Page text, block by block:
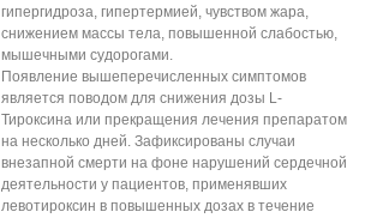
гипергидроза, гипертермией, чувством жара,
снижением массы тела, повышенной слабостью,
мышечными судорогами.
Появление вышеперечисленных симптомов
является поводом для снижения дозы L-
Тироксина или прекращения лечения препаратом
на несколько дней. Зафиксированы случаи
внезапной смерти на фоне нарушений сердечной
деятельности у пациентов, применявших
левотироксин в повышенных дозах в течение